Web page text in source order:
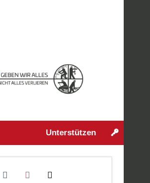
Unterstützen
facebookinstagram
mail